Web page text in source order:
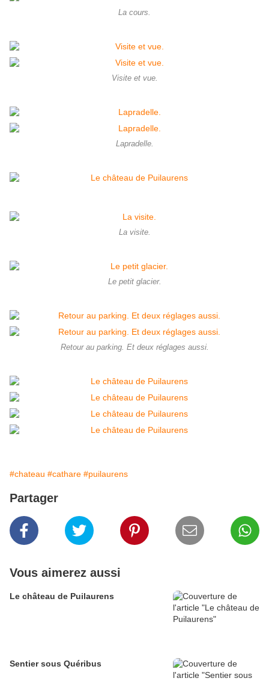
La cours.
Visite et vue.
Lapradelle.
La visite.
Le petit glacier.
Retour au parking. Et deux réglages aussi.
#chateau #cathare #puilaurens
Partager
Vous aimerez aussi
Le château de Puilaurens
Sentier sous Quéribus